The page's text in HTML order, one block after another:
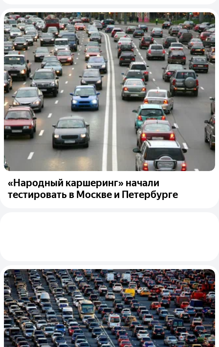
«Народный каршеринг» начали
тестировать в Москве и Петербурге